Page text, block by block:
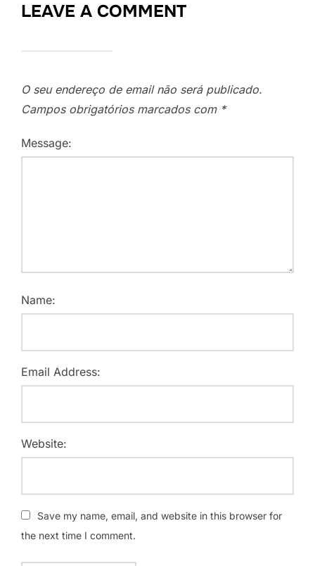
LEAVE A COMMENT
O seu endereço de email não será publicado.
Campos obrigatórios marcados com *
Message:
Name:
Email Address:
Website:
Save my name, email, and website in this browser for
the next time I comment.